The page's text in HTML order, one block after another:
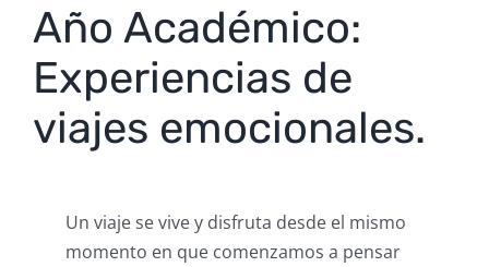
Año Académico:
Experiencias de
viajes emocionales.
Un viaje se vive y disfruta desde el mismo
momento en que comenzamos a pensar